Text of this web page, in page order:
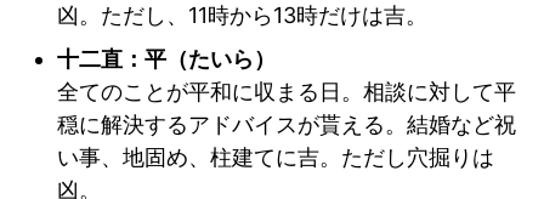
凶。ただし、11時から13時だけは吉。
十二直：平（たいら）
全てのことが平和に収まる日。相談に対して平
穏に解決するアドバイスが貰える。結婚など祝
い事、地固め、柱建てに吉。ただし穴掘りは
凶。